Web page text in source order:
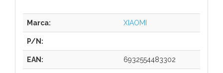
Marca: XIAOMI
P/N:
EAN: 6932554483302